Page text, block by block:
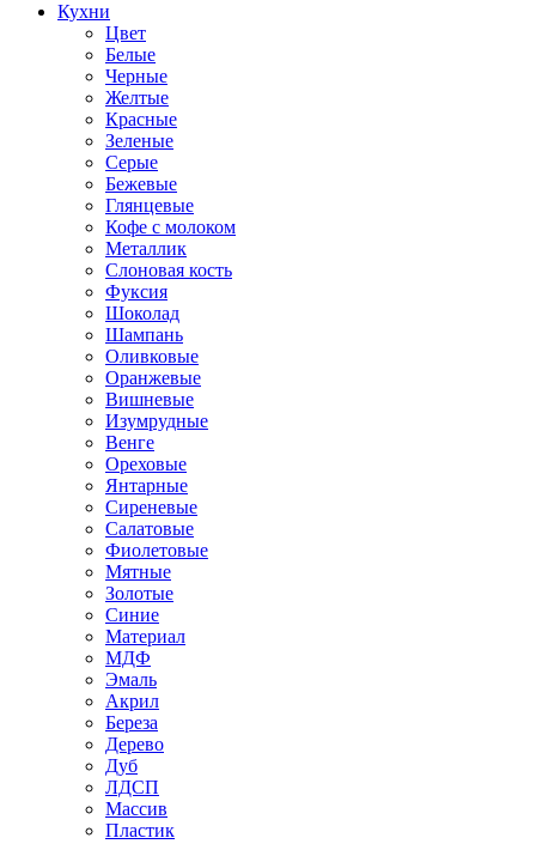
Кухни
Цвет
Белые
Черные
Желтые
Красные
Зеленые
Серые
Бежевые
Глянцевые
Кофе с молоком
Металлик
Слоновая кость
Фуксия
Шоколад
Шампань
Оливковые
Оранжевые
Вишневые
Изумрудные
Венге
Ореховые
Янтарные
Сиреневые
Салатовые
Фиолетовые
Мятные
Золотые
Синие
Материал
МДФ
Эмаль
Акрил
Береза
Дерево
Дуб
ЛДСП
Массив
Пластик